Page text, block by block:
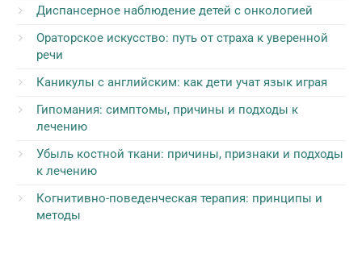
Диспансерное наблюдение детей с онкологией
Ораторское искусство: путь от страха к уверенной
речи
Каникулы с английским: как дети учат язык играя
Гипомания: симптомы, причины и подходы к
лечению
Убыль костной ткани: причины, признаки и подходы
к лечению
Когнитивно-поведенческая терапия: принципы и
методы